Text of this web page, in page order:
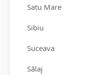
Satu Mare
Sibiu
Suceava
Sălaj